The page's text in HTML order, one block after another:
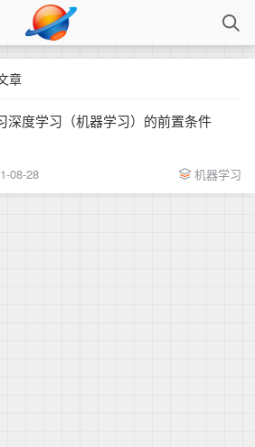
章
深度学习（机器学习）的前置条件
08-28 机器学习